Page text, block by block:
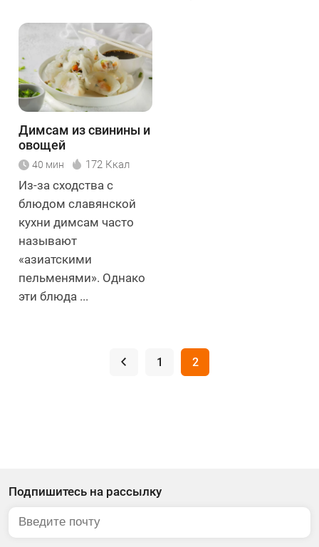
Димсам из свинины и
овощей
40 мин 172 Ккал
Из-за сходства с
блюдом славянской
кухни димсам часто
называют
«азиатскими
пельменями». Однако
эти блюда ...
. 1 2
Подпишитесь на рассылку